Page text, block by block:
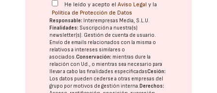
He leído y acepto elAviso Legal y la
Política de Protección de Datos
Responsable: Interempresas Media, S.L.U.
Finalidades: Suscripción a nuestra(s)
newsletter(s). Gestión de cuenta de usuario.
Envío de emails relacionados con la misma o
relativos a intereses similares o
asociados.Conservación: mientras dure la
relación con Ud., o mientras sea necesario para
llevar a cabo las finalidades especificadasCesión:
Los datos pueden cederse a otras empresas del
grupo por motivos de gestión interna.Derechos: